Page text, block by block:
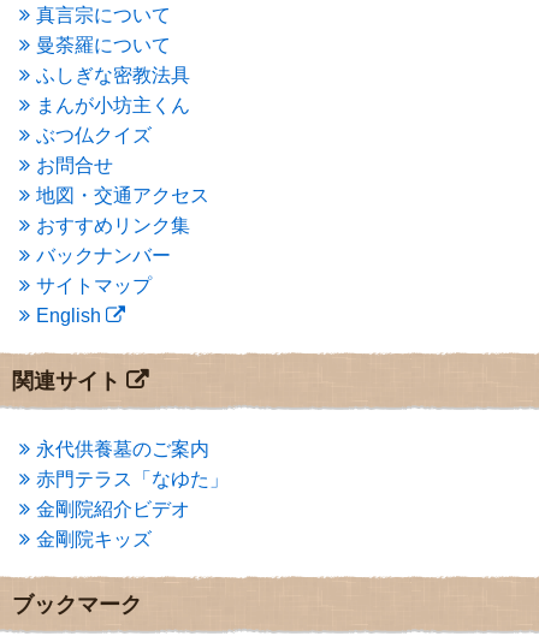
2015年5月(1)
2015年4月(1)
(3)
2015年2月(3)
2015年1月(1)
2014年12月 (2)
2014年9月
2014年5月(1)
2014年4月 (4)
2014年1月 (1)
2013年11月(4)
2013年10月 (2)
2013年9月(4)
2013年7月
(7)
2013年6月 (6)
2013年5月(13)
2013年4月(1)
2013年3月
(4)
2013年2月(6)
2013年1月(6)
2012年12月(7)
2012年10月(5)
2012年9月
(8)
真言宗について
曼荼羅について
ふしぎな密教法具
まんが小坊主くん
ぶつ仏クイズ
お問合せ
地図・交通アクセス
おすすめリンク集
バックナンバー
サイトマップ
English
関連サイト
永代供養墓のご案内
赤門テラス「なゆた」
金剛院紹介ビデオ
金剛院キッズ
ブックマーク